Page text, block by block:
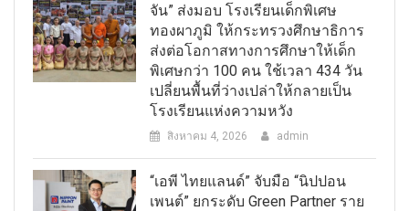
จัน” ส่งมอบ โรงเรียนเด็กพิเศษ
ทองผาภูมิ ให้กระทรวงศึกษาธิการ
ส่งต่อโอกาสทางการศึกษาให้เด็ก
พิเศษกว่า 100 คน ใช้เวลา 434 วัน
เปลี่ยนพื้นที่ว่างเปล่าให้กลายเป็น
โรงเรียนแห่งความหวัง
สิงหาคม 4, 2026 admin
“เอพี ไทยแลนด์” จับมือ “นิปปอน
เพนต์” ยกระดับ Green Partner ราย